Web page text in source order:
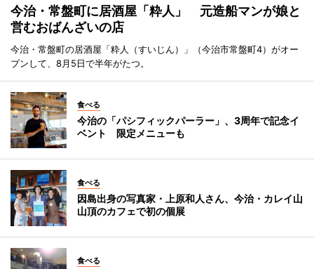
今治・常盤町に居酒屋「粋人」 元造船マンが娘と
営むおばんざいの店
今治・常盤町の居酒屋「粋人（すいじん）」（今治市常盤町4）がオー
プンして、8月5日で半年がたつ。
食べる
今治の「パシフィックパーラー」、3周年で記念イ
ベント 限定メニューも
食べる
因島出身の写真家・上原和人さん、今治・カレイ山
山頂のカフェで初の個展
食べる